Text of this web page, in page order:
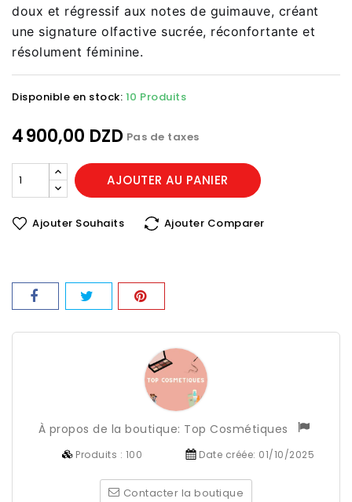
doux et régressif aux notes de guimauve, créant
une signature olfactive sucrée, réconfortante et
résolument féminine.
Disponible en stock: 10 Produits
4 900,00 DZD Pas de taxes
AJOUTER AU PANIER
Ajouter Souhaits Ajouter Comparer
À propos de la boutique: Top Cosmétiques
Produits : 100 Date créée: 01/10/2025
Contacter la boutique